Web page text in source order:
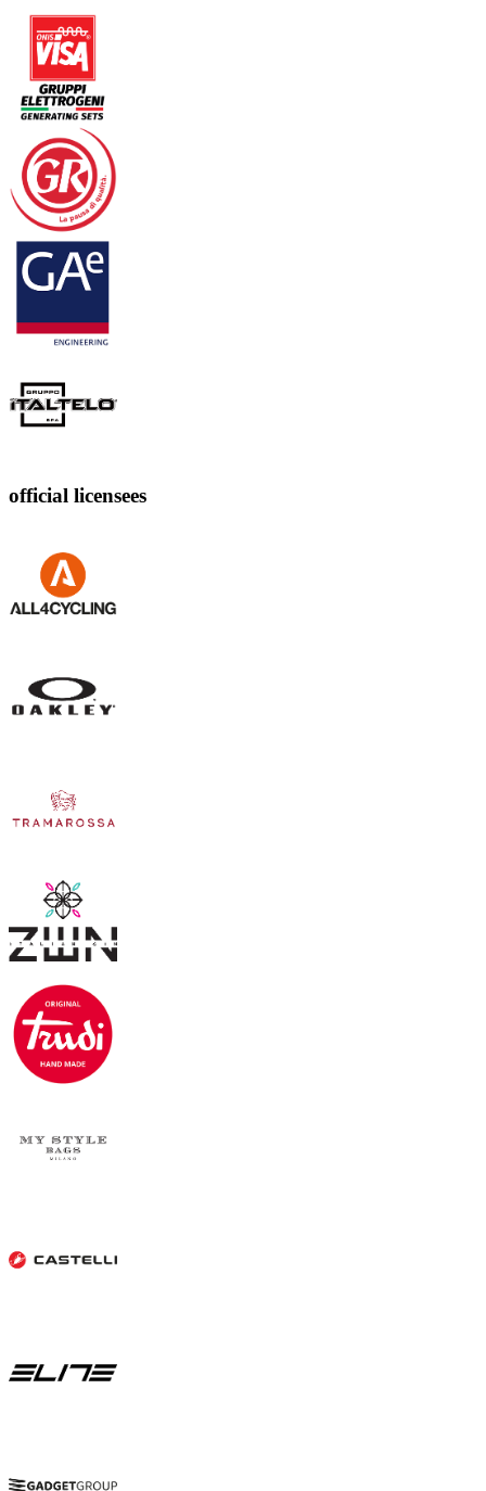
official licensees